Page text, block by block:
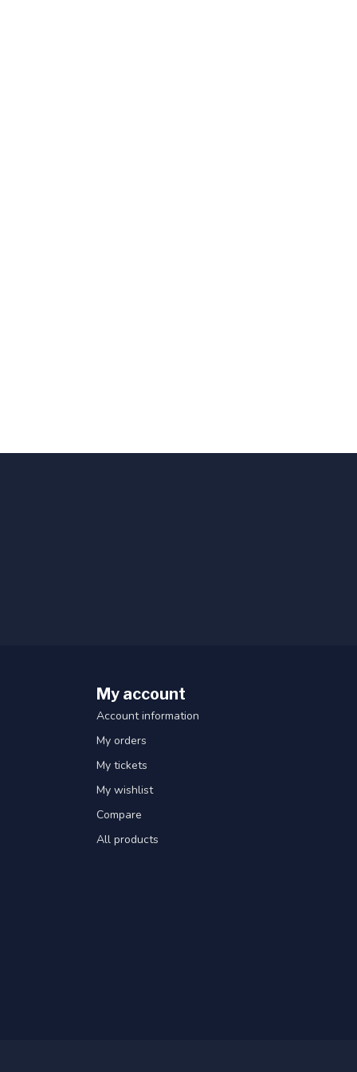
My account
Account information
My orders
My tickets
My wishlist
Compare
All products